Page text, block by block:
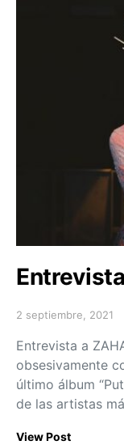
Posted on
2 septiembre, 2021
Entrevista a
obsesivamente
último álbum
de las artistas
View Post